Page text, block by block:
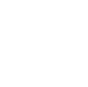
Werbung
personalisierter Werbung